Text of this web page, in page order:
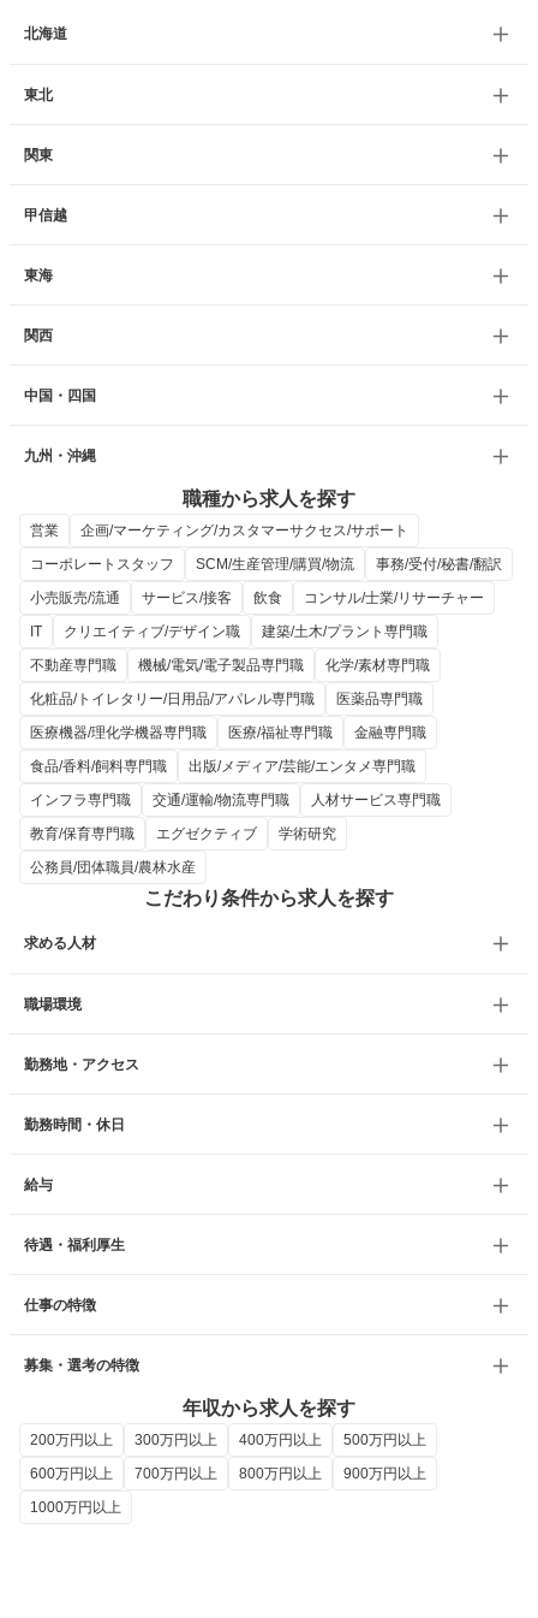
北海道
東北
関東
甲信越
東海
関西
中国・四国
九州・沖縄
職種から求人を探す
営業
企画/マーケティング/カスタマーサクセス/サポート
コーポレートスタッフ
SCM/生産管理/購買/物流
事務/受付/秘書/翻訳
小売販売/流通
サービス/接客 飲食
コンサル/士業/リサーチャー
IT
クリエイティブ/デザイン職
建築/土木/プラント専門職
不動産専門職
機械/電気/電子製品専門職
化学/素材専門職
化粧品/トイレタリー/日用品/アパレル専門職
医薬品専門職
医療機器/理化学機器専門職
医療/福祉専門職
金融専門職
食品/香料/飼料専門職
出版/メディア/芸能/エンタメ専門職
インフラ専門職
交通/運輸/物流専門職
人材サービス専門職
教育/保育専門職
エグゼクティブ
学術研究
公務員/団体職員/農林水産
こだわり条件から求人を探す
求める人材
職場環境
勤務地・アクセス
勤務時間・休日
給与
待遇・福利厚生
仕事の特徴
募集・選考の特徴
年収から求人を探す
200万円以上 300万円以上 400万円以上
500万円以上
600万円以上
700万円以上 800万円以上
900万円以上
1000万円以上